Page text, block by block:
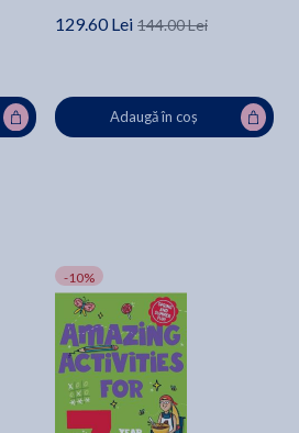
129.60 Lei 144.00 Lei
Adaugă în coș
-10%